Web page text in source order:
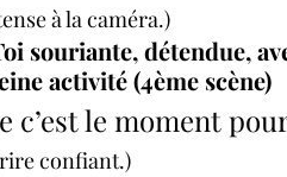
à la caméra.)
souriante, détendue,
activité (4ème scène)
c’est le moment
confiant.)